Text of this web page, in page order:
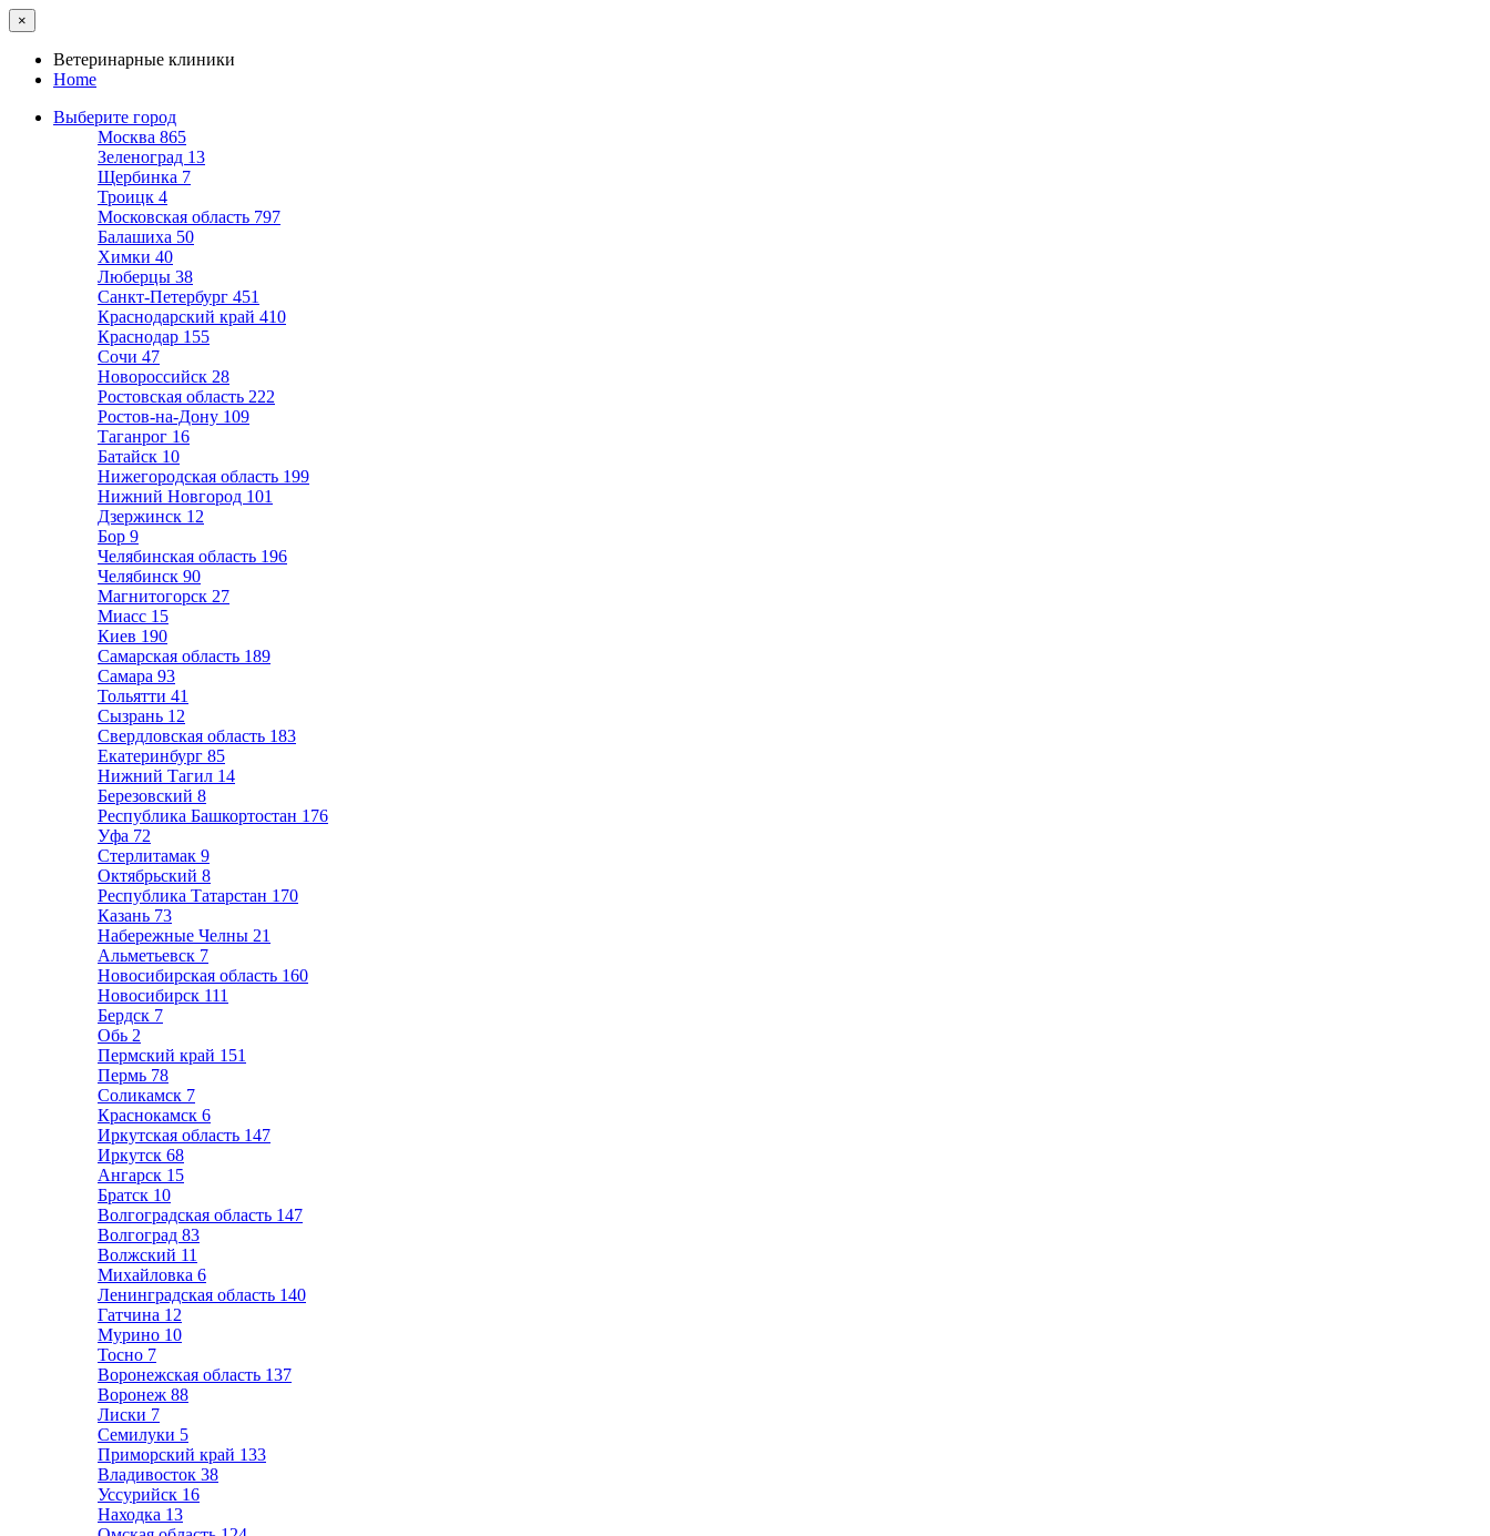
×
Ветеринарные клиники
Home
Выберите город
Москва 865
Зеленоград 13
Щербинка 7
Троицк 4
Московская область 797
Балашиха 50
Химки 40
Люберцы 38
Санкт-Петербург 451
Краснодарский край 410
Краснодар 155
Сочи 47
Новороссийск 28
Ростовская область 222
Ростов-на-Дону 109
Таганрог 16
Батайск 10
Нижегородская область 199
Нижний Новгород 101
Дзержинск 12
Бор 9
Челябинская область 196
Челябинск 90
Магнитогорск 27
Миасс 15
Киев 190
Самарская область 189
Самара 93
Тольятти 41
Сызрань 12
Свердловская область 183
Екатеринбург 85
Нижний Тагил 14
Березовский 8
Республика Башкортостан 176
Уфа 72
Стерлитамак 9
Октябрьский 8
Республика Татарстан 170
Казань 73
Набережные Челны 21
Альметьевск 7
Новосибирская область 160
Новосибирск 111
Бердск 7
Обь 2
Пермский край 151
Пермь 78
Соликамск 7
Краснокамск 6
Иркутская область 147
Иркутск 68
Ангарск 15
Братск 10
Волгоградская область 147
Волгоград 83
Волжский 11
Михайловка 6
Ленинградская область 140
Гатчина 12
Мурино 10
Тосно 7
Воронежская область 137
Воронеж 88
Лиски 7
Семилуки 5
Приморский край 133
Владивосток 38
Уссурийск 16
Находка 13